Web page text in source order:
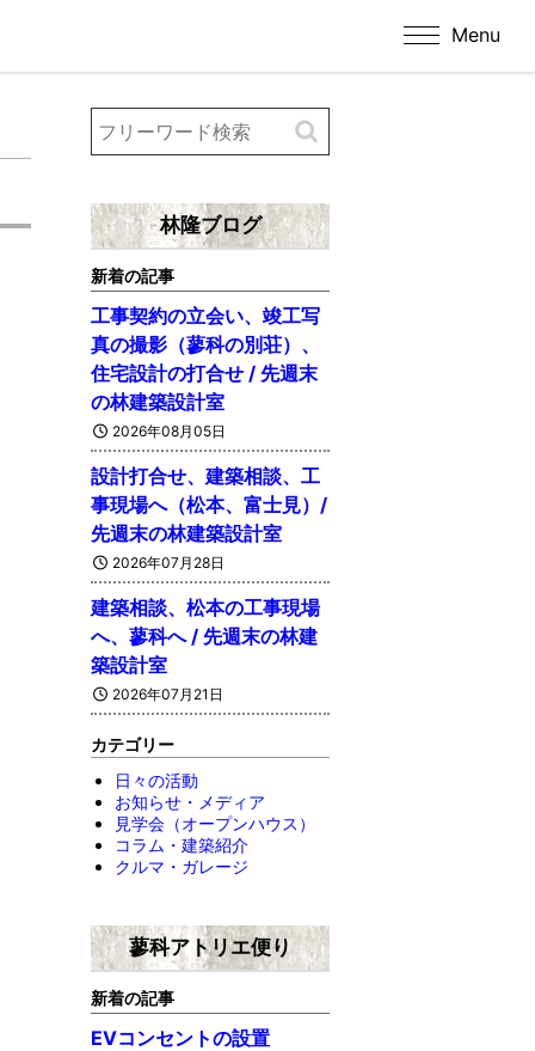
Menu
林隆ブログ
新着の記事
工事契約の立会い、竣工写
真の撮影（蓼科の別荘）、
住宅設計の打合せ / 先週末
の林建築設計室
2026年08月05日
設計打合せ、建築相談、工
事現場へ（松本、富士見）/
先週末の林建築設計室
2026年07月28日
建築相談、松本の工事現場
へ、蓼科へ / 先週末の林建
築設計室
2026年07月21日
カテゴリー
日々の活動
お知らせ・メディア
見学会（オープンハウス）
コラム・建築紹介
クルマ・ガレージ
蓼科アトリエ便り
新着の記事
EVコンセントの設置